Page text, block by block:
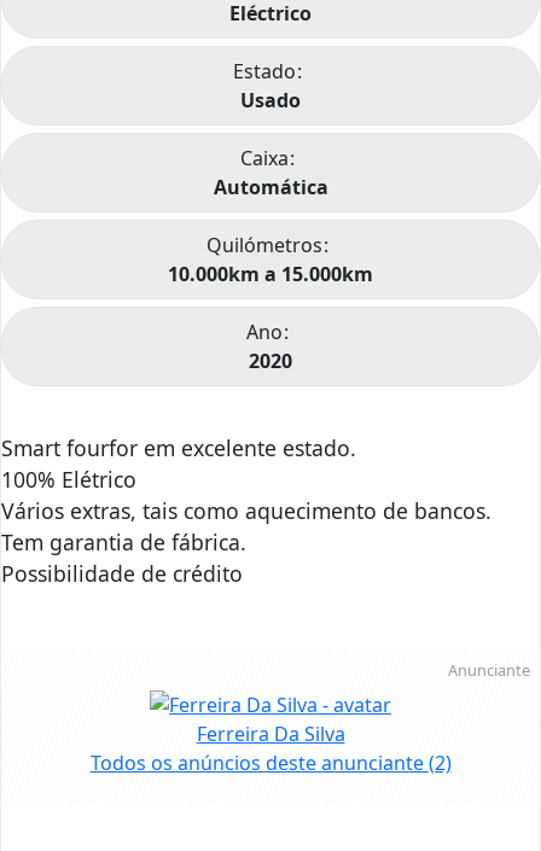
Eléctrico
Estado
Usado
Caixa
Automática
Quilómetros
10.000km a 15.000km
Ano
2020
Smart fourfor em excelente estado.
100% Elétrico
Vários extras, tais como aquecimento de bancos.
Tem garantia de fábrica.
Possibilidade de crédito
Anunciante
Ferreira Da Silva
Todos os anúncios deste anunciante(2)